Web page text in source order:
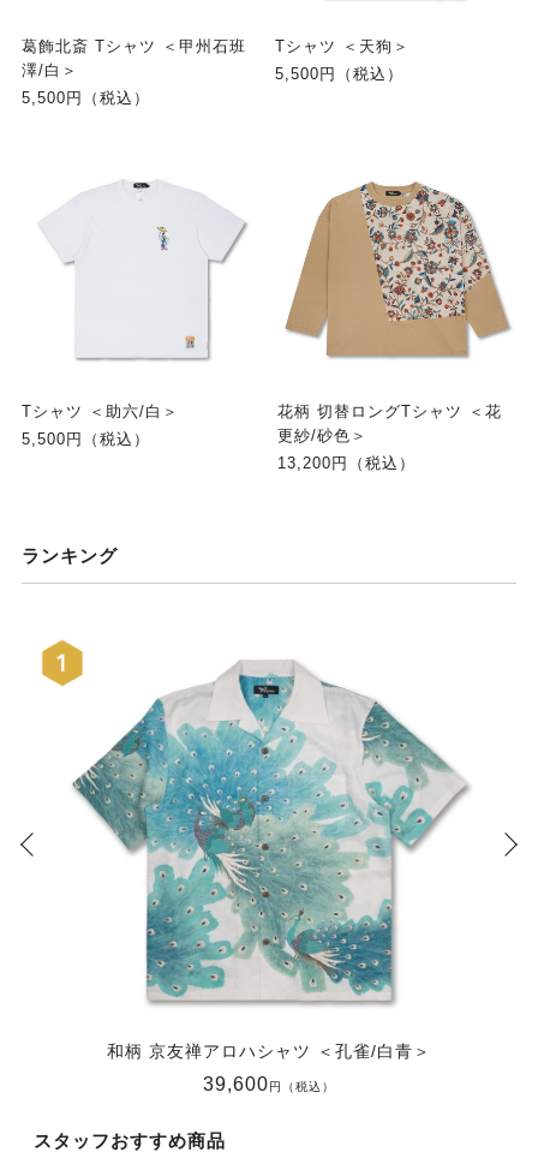
葛飾北斎 Tシャツ ＜甲州石班
澤/白＞
5,500円（税込）
Tシャツ ＜天狗＞
5,500円（税込）
Tシャツ ＜助六/白＞
5,500円（税込）
花柄 切替ロングTシャツ ＜花
更紗/砂色＞
13,200円（税込）
ランキング
和柄 京友禅アロハシャツ ＜孔雀/白青＞
39,600円（税込）
スタッフおすすめ商品